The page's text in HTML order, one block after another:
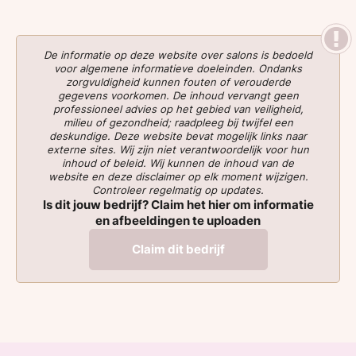
De informatie op deze website over salons is bedoeld
voor algemene informatieve doeleinden. Ondanks
zorgvuldigheid kunnen fouten of verouderde
gegevens voorkomen. De inhoud vervangt geen
professioneel advies op het gebied van veiligheid,
milieu of gezondheid; raadpleeg bij twijfel een
deskundige. Deze website bevat mogelijk links naar
externe sites. Wij zijn niet verantwoordelijk voor hun
inhoud of beleid. Wij kunnen de inhoud van de
website en deze disclaimer op elk moment wijzigen.
Controleer regelmatig op updates.
Is dit jouw bedrijf? Claim het hier om informatie
en afbeeldingen te uploaden
Claim dit bedrijf